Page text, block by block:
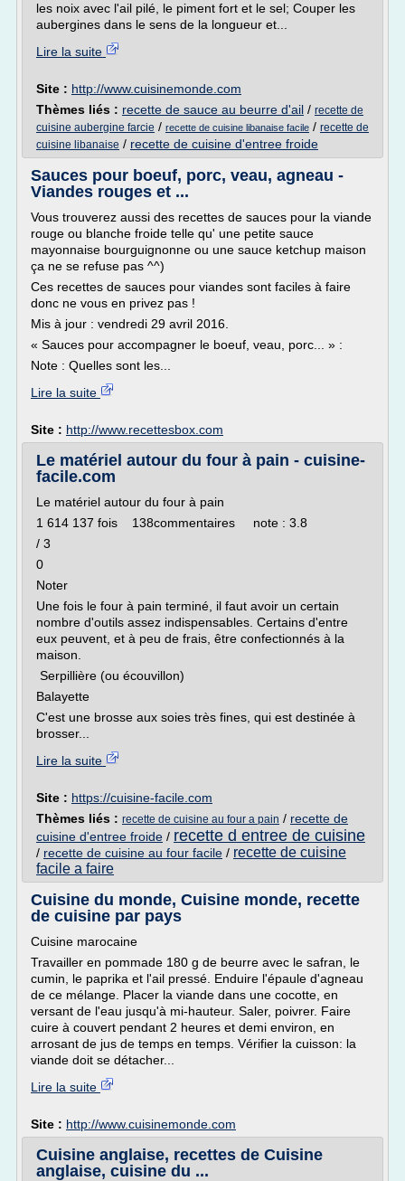
les noix avec l'ail pilé, le piment fort et le sel; Couper les
aubergines dans le sens de la longueur et...
Lire la suite
Site : http://www.cuisinemonde.com
Thèmes liés : recette de sauce au beurre d'ail / recette de
cuisine aubergine farcie / recette de cuisine libanaise facile / recette de
cuisine libanaise / recette de cuisine d'entree froide
Sauces pour boeuf, porc, veau, agneau -
Viandes rouges et ...
Vous trouverez aussi des recettes de sauces pour la viande
rouge ou blanche froide telle qu' une petite sauce
mayonnaise bourguignonne ou une sauce ketchup maison
ça ne se refuse pas ^^)
Ces recettes de sauces pour viandes sont faciles à faire
donc ne vous en privez pas !
Mis à jour : vendredi 29 avril 2016.
« Sauces pour accompagner le boeuf, veau, porc... » :
Note : Quelles sont les...
Lire la suite
Site : http://www.recettesbox.com
Le matériel autour du four à pain - cuisine-
facile.com
Le matériel autour du four à pain
1 614 137 fois 138commentaires note : 3.8
/ 3
0
Noter
Une fois le four à pain terminé, il faut avoir un certain
nombre d'outils assez indispensables. Certains d'entre
eux peuvent, et à peu de frais, être confectionnés à la
maison.
Serpillière (ou écouvillon)
Balayette
C'est une brosse aux soies très fines, qui est destinée à
brosser...
Lire la suite
Site : https://cuisine-facile.com
Thèmes liés : recette de cuisine au four a pain / recette de
cuisine d'entree froide / recette d entree de cuisine
/ recette de cuisine au four facile / recette de cuisine
facile a faire
Cuisine du monde, Cuisine monde, recette
de cuisine par pays
Cuisine marocaine
Travailler en pommade 180 g de beurre avec le safran, le
cumin, le paprika et l'ail pressé. Enduire l'épaule d'agneau
de ce mélange. Placer la viande dans une cocotte, en
versant de l'eau jusqu'à mi-hauteur. Saler, poivrer. Faire
cuire à couvert pendant 2 heures et demi environ, en
arrosant de jus de temps en temps. Vérifier la cuisson: la
viande doit se détacher...
Lire la suite
Site : http://www.cuisinemonde.com
Cuisine anglaise, recettes de Cuisine
anglaise, cuisine du ...